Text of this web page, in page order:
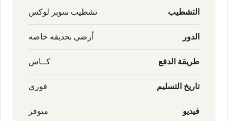
التشطيب تشطيب سوبر لوكس
الدور أرضي بحديقه خاصه
طريقة الدفع كــاش
تاريخ التسليم فوري
فيديو متوفر